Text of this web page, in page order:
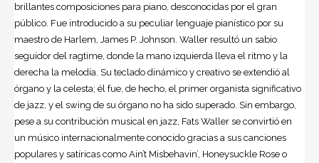
brillantes composiciones para piano, desconocidas por el gran
público. Fue introducido a su peculiar lenguaje pianístico por su
maestro de Harlem, James P. Johnson. Waller resultó un sabio
seguidor del ragtime, donde la mano izquierda lleva el ritmo y la
derecha la melodía. Su teclado dinámico y creativo se extendió al
órgano y la celesta; él fue, de hecho, el primer organista significativo
de jazz, y el swing de su órgano no ha sido superado. Sin embargo,
pese a su contribución musical en jazz, Fats Waller se convirtió en
un músico internacionalmente conocido gracias a sus canciones
populares y satíricas como Ain’t Misbehavin’, Honeysuckle Rose o